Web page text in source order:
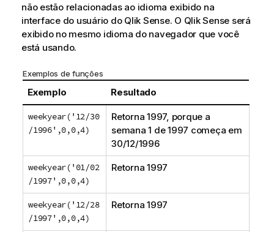
não estão relacionadas ao idioma exibido na
interface do usuário do Qlik Sense. O Qlik Sense será
exibido no mesmo idioma do navegador que você
está usando.
Exemplos de funções
Exemplo Resultado
weekyear('12/30
/1996',0,0,4)
Retorna 1997, porque a
semana 1 de 1997 começa em
30/12/1996
weekyear('01/02
/1997',0,0,4)
Retorna 1997
weekyear('12/28
/1997',0,0,4)
Retorna 1997